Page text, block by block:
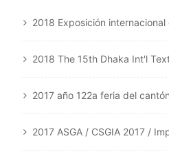
2018 Exposición internacional de impresión digital textil y
2018 The 15th Dhaka Int'l Textile&Garment
2017 año 122a feria del cantón
2017 ASGA / CSGIA 2017 / Impresión digital